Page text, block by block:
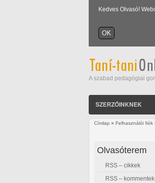
Kedves Olvasó!
A szabad pedagógiai
SZERZŐINKNEK
Címlap » Felhasználói fiók
Olvasóterem
RSS – cikkek
RSS – kommentek